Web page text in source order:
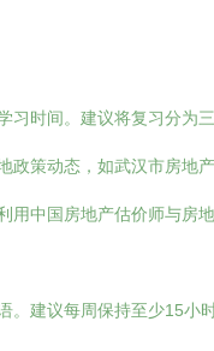
时间。建议将复习分
策动态，如武汉市房地
中国房地产估价师与
建议每周保持至少15